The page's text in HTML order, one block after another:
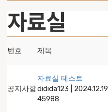
자료실
번호 제목
공지사항
자료실 테스트
didida123
2024.12.19
45988